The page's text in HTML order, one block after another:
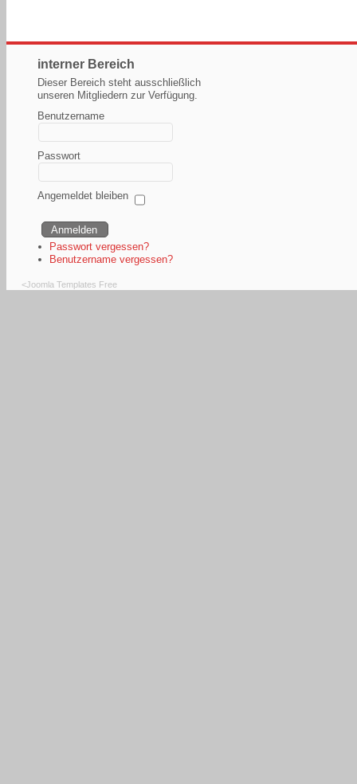
interner Bereich
Dieser Bereich steht ausschließlich
unseren Mitgliedern zur Verfügung.
Benutzername
Passwort
Angemeldet bleiben
Passwort vergessen?
Benutzername vergessen?
<Joomla Templates Free